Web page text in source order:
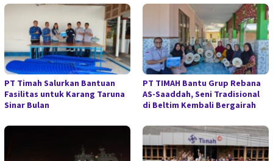
PT Timah Salurkan Bantuan
Fasilitas untuk Karang Taruna
Sinar Bulan
PT TIMAH Bantu Grup Rebana
AS-Saaddah, Seni Tradisional
di Beltim Kembali Bergairah